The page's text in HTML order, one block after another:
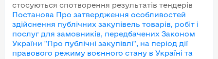
стосуються спотворення результатів тендерів
Постанова Про затвердження особливостей
здійснення публічних закупівель товарів, робіт і
послуг для замовників, передбачених Законом
України "Про публічні закупівлі", на період дії
правового режиму воєнного стану в Україні та